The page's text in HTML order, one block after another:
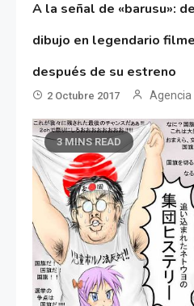
A la señal de «barusu»:
dibujo en legendario
después de su estreno
2 Octubre 2017 Agencia
3 MINS READ